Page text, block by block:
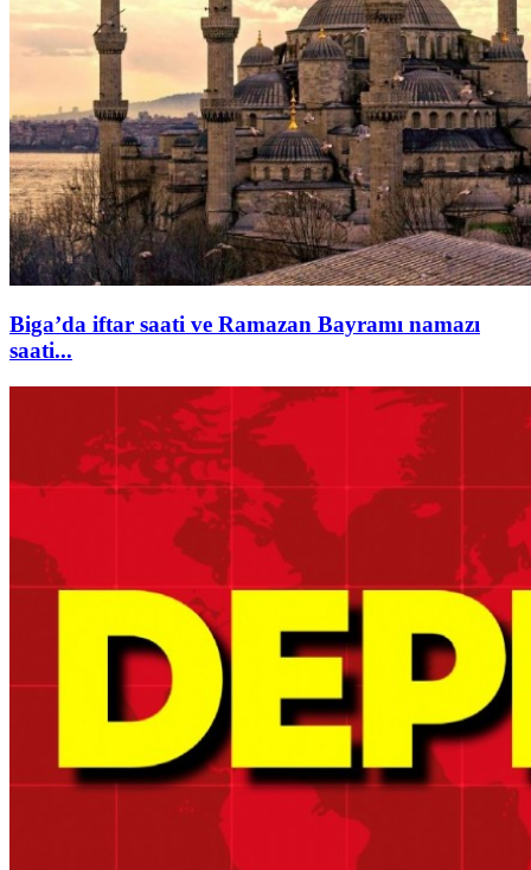
Biga’da iftar saati ve Ramazan Bayramı namazı
saati...